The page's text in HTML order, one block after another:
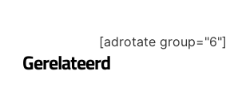
[adrotate group="6"]
Gerelateerd